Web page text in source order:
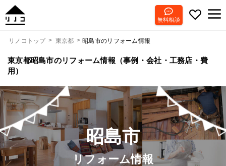
無料相談
リノコトップ 東京都 昭島市のリフォーム情報
東京都昭島市のリフォーム情報（事例・会社・工務店・費
用）
昭島市
リフォーム情報